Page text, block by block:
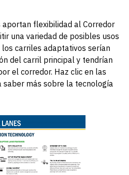
flexibilidad al Corredor
una variedad de posibles usos
los carriles adaptativos serían
del carril principal y tendrían
el corredor. Haz clic en las
saber más sobre la tecnología